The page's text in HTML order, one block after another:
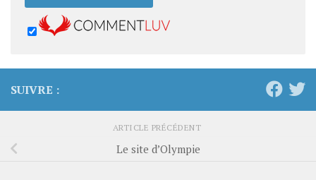
SUIVRE :
ARTICLE PRÉCÉDENT
Le site d’Olympie